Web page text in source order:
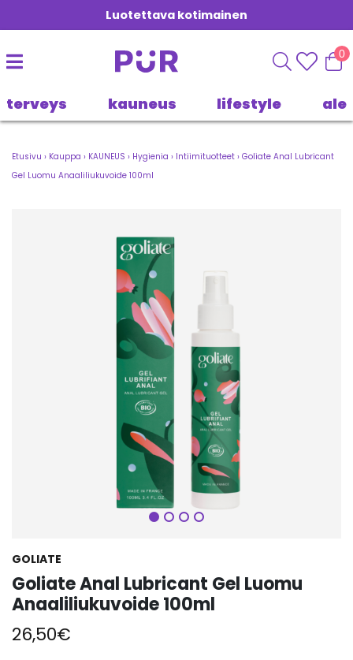
Luotettava kotimainen
0
terveys kauneus lifestyle ale
Etusivu › Kauppa › KAUNEUS › Hygienia › Intiimituotteet › Goliate Anal Lubricant
Gel Luomu Anaaliliukuvoide 100ml
Seuraava
GOLIATE
Goliate Anal Lubricant Gel Luomu
Anaaliliukuvoide 100ml
26,50€